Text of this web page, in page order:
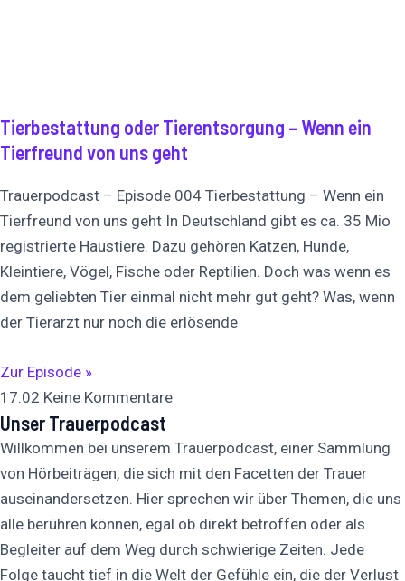
Tierbestattung oder Tierentsorgung – Wenn ein
Tierfreund von uns geht
Trauerpodcast – Episode 004 Tierbestattung – Wenn ein
Tierfreund von uns geht In Deutschland gibt es ca. 35 Mio
registrierte Haustiere. Dazu gehören Katzen, Hunde,
Kleintiere, Vögel, Fische oder Reptilien. Doch was wenn es
dem geliebten Tier einmal nicht mehr gut geht? Was, wenn
der Tierarzt nur noch die erlösende
Zur Episode »
17:02 Keine Kommentare
Unser Trauerpodcast
Willkommen bei unserem Trauerpodcast, einer Sammlung
von Hörbeiträgen, die sich mit den Facetten der Trauer
auseinandersetzen. Hier sprechen wir über Themen, die uns
alle berühren können, egal ob direkt betroffen oder als
Begleiter auf dem Weg durch schwierige Zeiten. Jede
Folge taucht tief in die Welt der Gefühle ein, die der Verlust